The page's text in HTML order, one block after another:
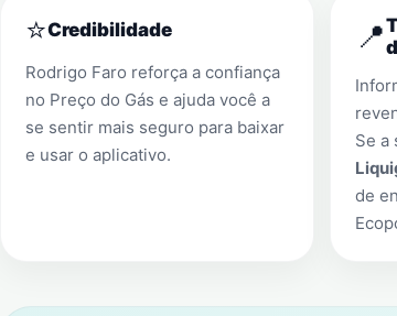
⭐Credibilidade
Rodrigo Faro reforça a confiança
no Preço do Gás e ajuda você a
se sentir mais seguro para baixar
e usar o aplicativo.
📍
Se a
de